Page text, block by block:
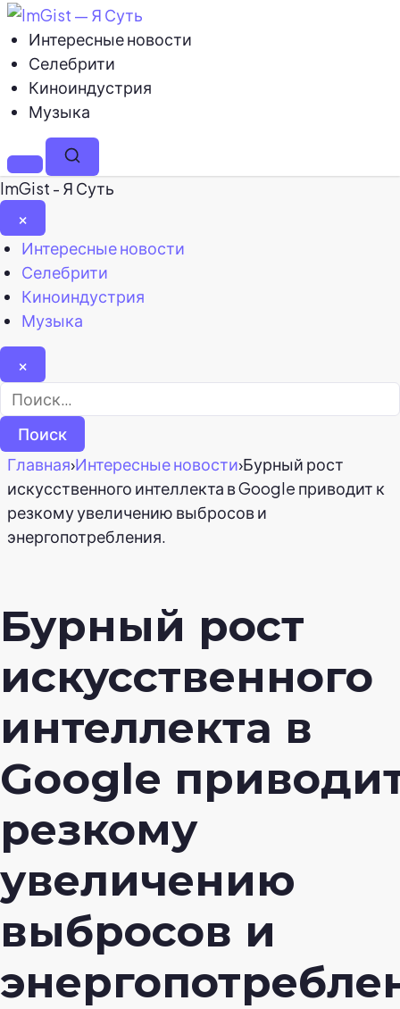
Интересные новости
Селебрити
Киноиндустрия
Музыка
МенюПоиск
ImGist - Я Суть
×
Закрыть
меню
Интересные новости
Селебрити
Киноиндустрия
Музыка
×
Найти:
Главная›Интересные новости›Бурный рост
искусственного интеллекта в Google приводит к
резкому увеличению выбросов и
энергопотребления.
Бурный рост
искусственного
интеллекта в
Google
резкому
увеличению
выбросов и